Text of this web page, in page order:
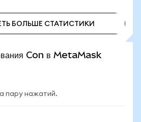
БОЛЬШЕ СТАТИСТИКИ
Con в MetaMask
пару нажатий.